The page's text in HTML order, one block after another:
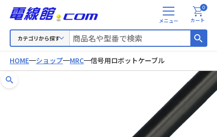
カテゴリから探す
メ
ニ
カート
0
HOME ショップ MRC 信号用ロボットケーブル